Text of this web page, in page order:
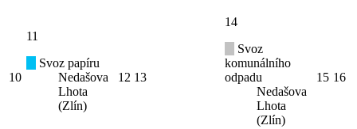
10
11
Svoz papíru
Nedašova
Lhota
(Zlín)
12 13
14
Svoz
komunálního
odpadu
Nedašova
Lhota
(Zlín)
15 16